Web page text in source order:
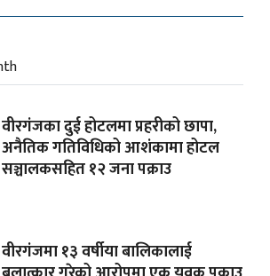
वीरगंजका दुई होटलमा प्रहरीको छापा,
अनैतिक गतिविधिको आशंकामा होटल
सञ्चालकसहित १२ जना पक्राउ
वीरगंजमा १३ वर्षीया बालिकालाई